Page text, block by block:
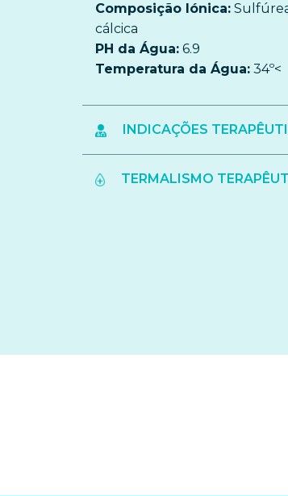
Composição Iónica:
cálcica
PH da Água: 6.9
Temperatura da Água: 34º<
INDICAÇÕES
TERMALISMO